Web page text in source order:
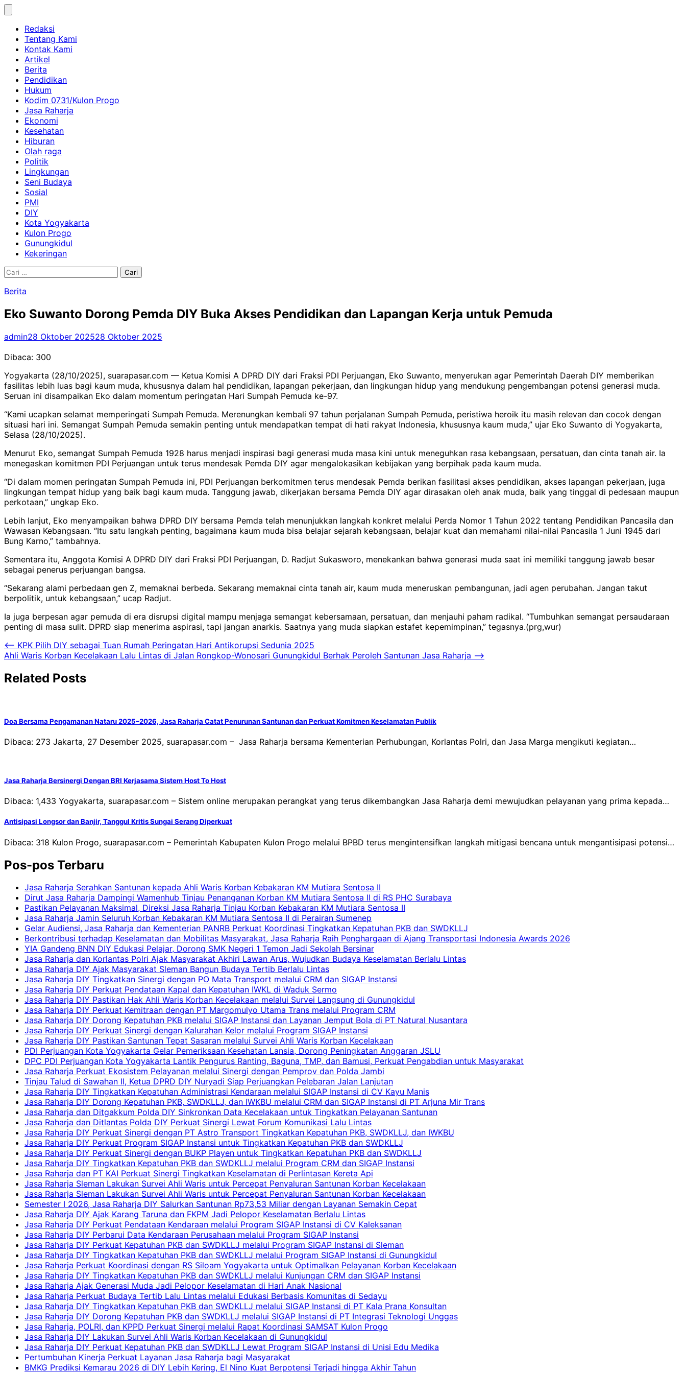
Skip
contentRedaksi
Tentang Kami
Kontak Kami
Artikel
Berita
Pendidikan
Hukum
Kodim 0731/Kulon Progo
Jasa Raharja
Ekonomi
Kesehatan
Hiburan
Olah raga
Politik
Lingkungan
Seni Budaya
Sosial
PMI
DIY
Kota Yogyakarta
Kulon Progo
Gunungkidul
Kekeringan
Cari
Berita
Eko Suwanto Dorong Pemda DIY Buka Akses Pendidikan dan Lapangan Kerja untuk Pemuda
admin28 Oktober 202528 Oktober 2025
Dibaca: 300
Yogyakarta (28/10/2025), suarapasar.com — Ketua Komisi A DPRD DIY dari Fraksi PDI Perjuangan, Eko Suwanto, menyerukan agar Pemerintah Daerah DIY memberikan
fasilitas lebih luas bagi kaum muda, khususnya dalam hal pendidikan, lapangan pekerjaan, dan lingkungan hidup yang mendukung pengembangan potensi generasi muda.
Seruan ini disampaikan Eko dalam momentum peringatan Hari Sumpah Pemuda ke-97.
“Kami ucapkan selamat memperingati Sumpah Pemuda. Merenungkan kembali 97 tahun perjalanan Sumpah Pemuda, peristiwa heroik itu masih relevan dan cocok dengan
situasi hari ini. Semangat Sumpah Pemuda semakin penting untuk mendapatkan tempat di hati rakyat Indonesia, khususnya kaum muda,” ujar Eko Suwanto di Yogyakarta,
Selasa (28/10/2025).
Menurut Eko, semangat Sumpah Pemuda 1928 harus menjadi inspirasi bagi generasi muda masa kini untuk meneguhkan rasa kebangsaan, persatuan, dan cinta tanah air. Ia
menegaskan komitmen PDI Perjuangan untuk terus mendesak Pemda DIY agar mengalokasikan kebijakan yang berpihak pada kaum muda.
“Di dalam momen peringatan Sumpah Pemuda ini, PDI Perjuangan berkomitmen terus mendesak Pemda berikan fasilitasi akses pendidikan, akses lapangan pekerjaan, juga
lingkungan tempat hidup yang baik bagi kaum muda. Tanggung jawab, dikerjakan bersama Pemda DIY agar dirasakan oleh anak muda, baik yang tinggal di pedesaan maupun
perkotaan,” ungkap Eko.
Lebih lanjut, Eko menyampaikan bahwa DPRD DIY bersama Pemda telah menunjukkan langkah konkret melalui Perda Nomor 1 Tahun 2022 tentang Pendidikan Pancasila dan
Wawasan Kebangsaan. “Itu satu langkah penting, bagaimana kaum muda bisa belajar sejarah kebangsaan, belajar kuat dan memahami nilai-nilai Pancasila 1 Juni 1945 dari
Bung Karno,” tambahnya.
Sementara itu, Anggota Komisi A DPRD DIY dari Fraksi PDI Perjuangan, D. Radjut Sukasworo, menekankan bahwa generasi muda saat ini memiliki tanggung jawab besar
sebagai penerus perjuangan bangsa.
“Sekarang alami perbedaan gen Z, memaknai berbeda. Sekarang memaknai cinta tanah air, kaum muda meneruskan pembangunan, jadi agen perubahan. Jangan takut
berpolitik, untuk kebangsaan,” ucap Radjut.
Ia juga berpesan agar pemuda di era disrupsi digital mampu menjaga semangat kebersamaan, persatuan, dan menjauhi paham radikal. “Tumbuhkan semangat persaudaraan
penting di masa sulit. DPRD siap menerima aspirasi, tapi jangan anarkis. Saatnya yang muda siapkan estafet kepemimpinan,” tegasnya.(prg,wur)
Navigasi
pos
⟵ KPK Pilih DIY sebagai Tuan Rumah Peringatan Hari Antikorupsi Sedunia 2025
Ahli Waris Korban Kecelakaan Lalu Lintas di Jalan Rongkop-Wonosari Gunungkidul Berhak Peroleh Santunan Jasa Raharja ⟶
Related Posts
Doa Bersama Pengamanan Nataru 2025–2026, Jasa Raharja Catat Penurunan Santunan dan Perkuat Komitmen Keselamatan Publik
Dibaca: 273 Jakarta, 27 Desember 2025, suarapasar.com – Jasa Raharja bersama Kementerian Perhubungan, Korlantas Polri, dan Jasa Marga mengikuti kegiatan…
Jasa Raharja Bersinergi Dengan BRI Kerjasama Sistem Host To Host
Dibaca: 1,433 Yogyakarta, suarapasar.com – Sistem online merupakan perangkat yang terus dikembangkan Jasa Raharja demi mewujudkan pelayanan yang prima kepada…
Antisipasi Longsor dan Banjir, Tanggul Kritis Sungai Serang Diperkuat
Dibaca: 318 Kulon Progo, suarapasar.com – Pemerintah Kabupaten Kulon Progo melalui BPBD terus mengintensifkan langkah mitigasi bencana untuk mengantisipasi potensi…
Pos-pos Terbaru
Jasa Raharja Serahkan Santunan kepada Ahli Waris Korban Kebakaran KM Mutiara Sentosa II
Dirut Jasa Raharja Dampingi Wamenhub Tinjau Penanganan Korban KM Mutiara Sentosa II di RS PHC Surabaya
Pastikan Pelayanan Maksimal, Direksi Jasa Raharja Tinjau Korban Kebakaran KM Mutiara Sentosa II
Jasa Raharja Jamin Seluruh Korban Kebakaran KM Mutiara Sentosa II di Perairan Sumenep
Gelar Audiensi, Jasa Raharja dan Kementerian PANRB Perkuat Koordinasi Tingkatkan Kepatuhan PKB dan SWDKLLJ
Berkontribusi terhadap Keselamatan dan Mobilitas Masyarakat, Jasa Raharja Raih Penghargaan di Ajang Transportasi Indonesia Awards 2026
YIA Gandeng BNN DIY Edukasi Pelajar, Dorong SMK Negeri 1 Temon Jadi Sekolah Bersinar
Jasa Raharja dan Korlantas Polri Ajak Masyarakat Akhiri Lawan Arus, Wujudkan Budaya Keselamatan Berlalu Lintas
Jasa Raharja DIY Ajak Masyarakat Sleman Bangun Budaya Tertib Berlalu Lintas
Jasa Raharja DIY Tingkatkan Sinergi dengan PO Mata Transport melalui CRM dan SIGAP Instansi
Jasa Raharja DIY Perkuat Pendataan Kapal dan Kepatuhan IWKL di Waduk Sermo
Jasa Raharja DIY Pastikan Hak Ahli Waris Korban Kecelakaan melalui Survei Langsung di Gunungkidul
Jasa Raharja DIY Perkuat Kemitraan dengan PT Margomulyo Utama Trans melalui Program CRM
Jasa Raharja DIY Dorong Kepatuhan PKB melalui SIGAP Instansi dan Layanan Jemput Bola di PT Natural Nusantara
Jasa Raharja DIY Perkuat Sinergi dengan Kalurahan Kelor melalui Program SIGAP Instansi
Jasa Raharja DIY Pastikan Santunan Tepat Sasaran melalui Survei Ahli Waris Korban Kecelakaan
PDI Perjuangan Kota Yogyakarta Gelar Pemeriksaan Kesehatan Lansia, Dorong Peningkatan Anggaran JSLU
DPC PDI Perjuangan Kota Yogyakarta Lantik Pengurus Ranting, Baguna, TMP, dan Bamusi, Perkuat Pengabdian untuk Masyarakat
Jasa Raharja Perkuat Ekosistem Pelayanan melalui Sinergi dengan Pemprov dan Polda Jambi
Tinjau Talud di Sawahan II, Ketua DPRD DIY Nuryadi Siap Perjuangkan Pelebaran Jalan Lanjutan
Jasa Raharja DIY Tingkatkan Kepatuhan Administrasi Kendaraan melalui SIGAP Instansi di CV Kayu Manis
Jasa Raharja DIY Dorong Kepatuhan PKB, SWDKLLJ, dan IWKBU melalui CRM dan SIGAP Instansi di PT Arjuna Mir Trans
Jasa Raharja dan Ditgakkum Polda DIY Sinkronkan Data Kecelakaan untuk Tingkatkan Pelayanan Santunan
Jasa Raharja dan Ditlantas Polda DIY Perkuat Sinergi Lewat Forum Komunikasi Lalu Lintas
Jasa Raharja DIY Perkuat Sinergi dengan PT Astro Transport Tingkatkan Kepatuhan PKB, SWDKLLJ, dan IWKBU
Jasa Raharja DIY Perkuat Program SIGAP Instansi untuk Tingkatkan Kepatuhan PKB dan SWDKLLJ
Jasa Raharja DIY Perkuat Sinergi dengan BUKP Playen untuk Tingkatkan Kepatuhan PKB dan SWDKLLJ
Jasa Raharja DIY Tingkatkan Kepatuhan PKB dan SWDKLLJ melalui Program CRM dan SIGAP Instansi
Jasa Raharja dan PT KAI Perkuat Sinergi Tingkatkan Keselamatan di Perlintasan Kereta Api
Jasa Raharja Sleman Lakukan Survei Ahli Waris untuk Percepat Penyaluran Santunan Korban Kecelakaan
Jasa Raharja Sleman Lakukan Survei Ahli Waris untuk Percepat Penyaluran Santunan Korban Kecelakaan
Semester I 2026, Jasa Raharja DIY Salurkan Santunan Rp73,53 Miliar dengan Layanan Semakin Cepat
Jasa Raharja DIY Ajak Karang Taruna dan FKPM Jadi Pelopor Keselamatan Berlalu Lintas
Jasa Raharja DIY Perkuat Pendataan Kendaraan melalui Program SIGAP Instansi di CV Kaleksanan
Jasa Raharja DIY Perbarui Data Kendaraan Perusahaan melalui Program SIGAP Instansi
Jasa Raharja DIY Perkuat Kepatuhan PKB dan SWDKLLJ melalui Program SIGAP Instansi di Sleman
Jasa Raharja DIY Tingkatkan Kepatuhan PKB dan SWDKLLJ melalui Program SIGAP Instansi di Gunungkidul
Jasa Raharja Perkuat Koordinasi dengan RS Siloam Yogyakarta untuk Optimalkan Pelayanan Korban Kecelakaan
Jasa Raharja DIY Tingkatkan Kepatuhan PKB dan SWDKLLJ melalui Kunjungan CRM dan SIGAP Instansi
Jasa Raharja Ajak Generasi Muda Jadi Pelopor Keselamatan di Hari Anak Nasional
Jasa Raharja Perkuat Budaya Tertib Lalu Lintas melalui Edukasi Berbasis Komunitas di Sedayu
Jasa Raharja DIY Tingkatkan Kepatuhan PKB dan SWDKLLJ melalui SIGAP Instansi di PT Kala Prana Konsultan
Jasa Raharja DIY Dorong Kepatuhan PKB dan SWDKLLJ melalui SIGAP Instansi di PT Integrasi Teknologi Unggas
Jasa Raharja, POLRI, dan KPPD Perkuat Sinergi melalui Rapat Koordinasi SAMSAT Kulon Progo
Jasa Raharja DIY Lakukan Survei Ahli Waris Korban Kecelakaan di Gunungkidul
Jasa Raharja DIY Perkuat Kepatuhan PKB dan SWDKLLJ Lewat Program SIGAP Instansi di Unisi Edu Medika
Pertumbuhan Kinerja Perkuat Layanan Jasa Raharja bagi Masyarakat
BMKG Prediksi Kemarau 2026 di DIY Lebih Kering, El Nino Kuat Berpotensi Terjadi hingga Akhir Tahun